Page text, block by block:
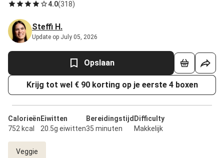
4.0(318)
Steffi H.
Update op July 05, 2026
Opslaan
Krijg tot wel € 90 korting op je eerste 4 boxen
Calorieën
752 kcal
Eiwitten
20.5g eiwitten
Bereidingstijd
35 minuten
Difficulty
Makkelijk
Veggie